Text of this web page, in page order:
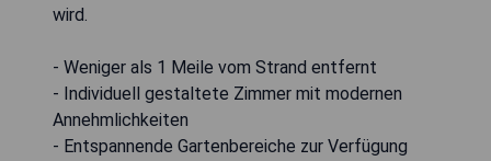
wird.
- Weniger als 1 Meile vom Strand entfernt
- Individuell gestaltete Zimmer mit modernen
Annehmlichkeiten
- Entspannende Gartenbereiche zur Verfügung